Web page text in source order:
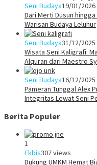
Seni Budaya19/01/2026
Dari Merti Dusun
Warisan Budaya Leluhur
Seni Budaya31/12/2025
Wisata Seni Kaligrafi:
Alquran dari Maestro
Seni Budaya16/12/2025
Pameran Tunggal Alex
Integritas Lewat Seni
Berita Populer
1
Ekbis307 views
Dukung UMKM Hemat